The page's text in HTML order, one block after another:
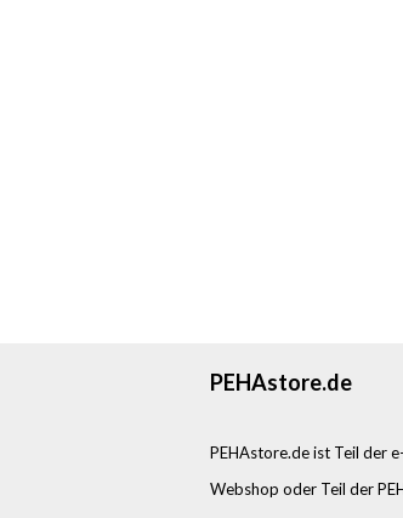
PEHAstore.de
PEHAstore.de ist Teil der
Webshop oder Teil der